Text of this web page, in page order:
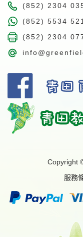
(852) 2304
(852) 5534
(852) 2304
Copyright
服務